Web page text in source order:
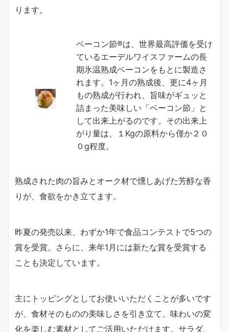
ります。
ベーコン節®は、世界最高評価を受け
ているエーデルワイスファームの長
期氷温熟成ベーコンをもとに製造さ
れます。1ヶ月の熟成後、更に4ヶ月
もの熟成が行われ、旨味がギュッと
詰まった美味しい「ベーコン節」と
して出来上がるのです。その出来上
がり量は、１Kgの原料から僅か２０
０g程度。
熟成された肉の旨みとオーク材で燻しあげた芳醇な香
りが、食欲をかき立てます。
昨夏の発売以来、わずか1年で食品コンテストで5つの
賞を受賞。さらに、来年1月には新たな賞を受賞する
ことも決定しています。
主にトッピングとしてお使いいただくことが多いです
が、食材そのものの美味しさを引き立て、味わいの変
化を楽しむ素材としてご活用いただけます。サラダ、